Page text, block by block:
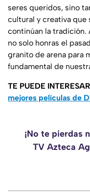
seres queridos, sino
cultural y creativa que
continúan la tradición.
no solo honras el
granito de arena para
fundamental de
TE PUEDE
mejores películas de
¡No te pierdas
TV Azteca